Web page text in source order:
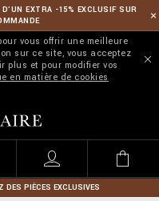
EXTRA -15% EXCLUSIF SUR
vous offrir une meilleure
sur ce site, vous acceptez
plus et pour modifier vos
en matière de cookies
l
l
o
n
DES PIÈCES EXCLUSIVES